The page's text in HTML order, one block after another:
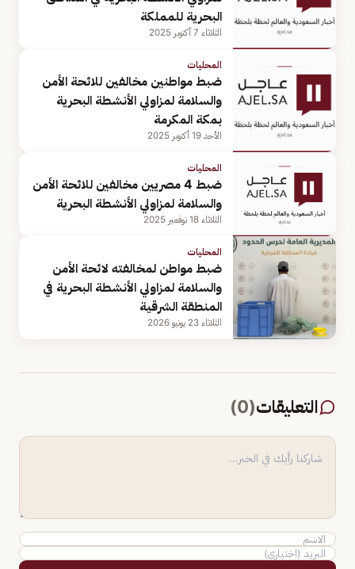
البحرية للمملكة
الثلاثاء 7 أكتوبر 2025
المحليات
ضبط مواطنين مخالفين للائحة الأمن
والسلامة لمزاولي الأنشطة البحرية
بمكة المكرمة
الأحد 19 أكتوبر 2025
المحليات
ضبط 4 مصريين مخالفين للائحة الأمن
والسلامة لمزاولي الأنشطة البحرية
الثلاثاء 18 نوفمبر 2025
المحليات
ضبط مواطن لمخالفته لائحة الأمن
والسلامة لمزاولي الأنشطة البحرية في
المنطقة الشرقية
الثلاثاء 23 يونيو 2026
التعليقات(
0
)